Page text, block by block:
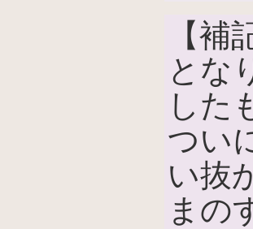
【
とな
した
つい
い抜
まの